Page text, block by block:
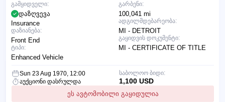
გარბენი:
100,041 mi
ადგილმდებარეობა:
MI - DETROIT
გაყიდვის დოკუმენტი:
MI - CERTIFICATE OF TITLE
გამყიდველი:
დაზღვევა
Insurance
დაზიანება:
Front End
ტიპი:
Enhanced Vehicle
Sun 23 Aug 1970, 12:00
აუქციონი დასრულდა
ეს ავტომობილი გაყიდულია
საბოლოო ბიდი:
1,100 USD